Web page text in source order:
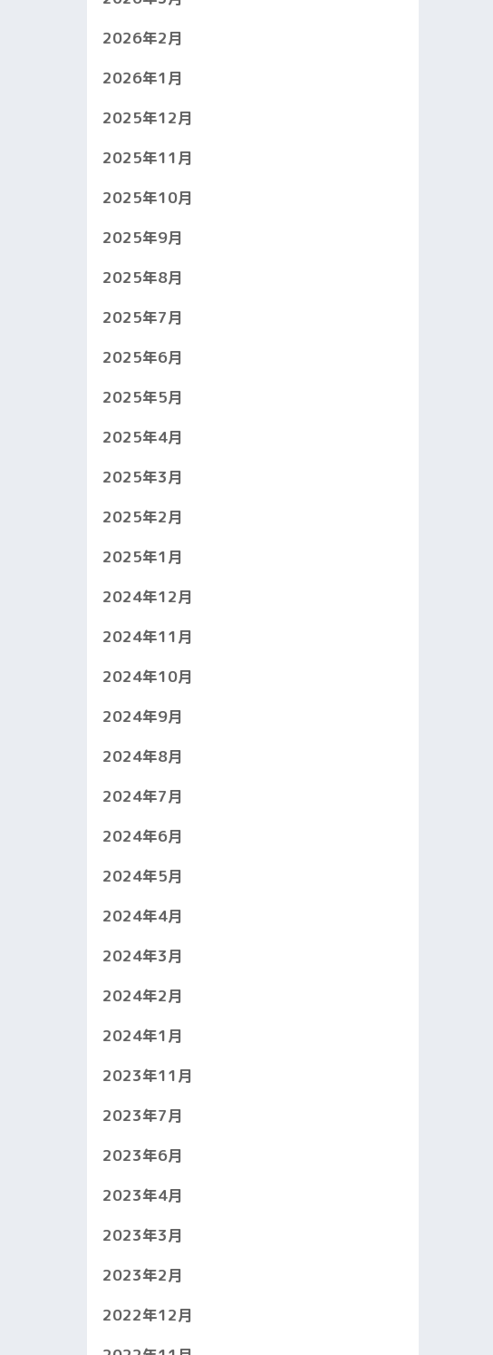
2026年2月
2026年1月
2025年12月
2025年11月
2025年10月
2025年9月
2025年8月
2025年7月
2025年6月
2025年5月
2025年4月
2025年3月
2025年2月
2025年1月
2024年12月
2024年11月
2024年10月
2024年9月
2024年8月
2024年7月
2024年6月
2024年5月
2024年4月
2024年3月
2024年2月
2024年1月
2023年11月
2023年7月
2023年6月
2023年4月
2023年3月
2023年2月
2022年12月